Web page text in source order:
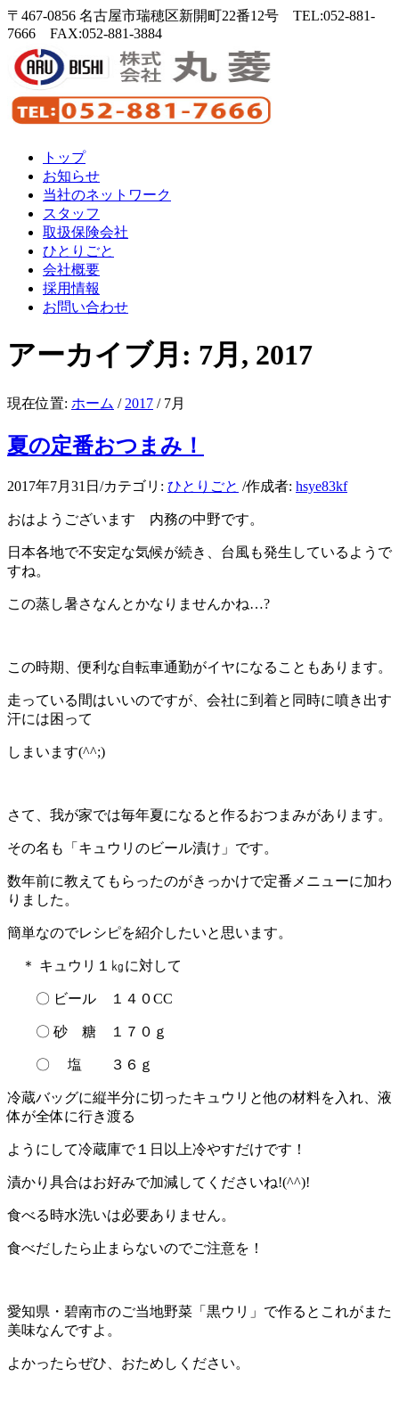
〒467-0856 名古屋市瑞穂区新開町22番12号 TEL:052-881-
7666 FAX:052-881-3884
トップ
お知らせ
当社のネットワーク
スタッフ
取扱保険会社
ひとりごと
会社概要
採用情報
お問い合わせ
アーカイブ月: 7月, 2017
現在位置: ホーム / 2017 / 7月
夏の定番おつまみ！
2017年7月31日 /カテゴリ: ひとりごと /作成者: hsye83kf
おはようございます 内務の中野です。
日本各地で不安定な気候が続き、台風も発生しているようで
すね。
この蒸し暑さなんとかなりませんかね…?
この時期、便利な自転車通勤がイヤになることもあります。
走っている間はいいのですが、会社に到着と同時に噴き出す
汗には困って
しまいます(^^;)
さて、我が家では毎年夏になると作るおつまみがあります。
その名も「キュウリのビール漬け」です。
数年前に教えてもらったのがきっかけで定番メニューに加わ
りました。
簡単なのでレシピを紹介したいと思います。
＊ キュウリ１㎏に対して
〇 ビール １４０CC
〇 砂 糖 １７０ｇ
〇 塩 ３６ｇ
冷蔵バッグに縦半分に切ったキュウリと他の材料を入れ、液
体が全体に行き渡る
ようにして冷蔵庫で１日以上冷やすだけです！
漬かり具合はお好みで加減してくださいね!(^^)!
食べる時水洗いは必要ありません。
食べだしたら止まらないのでご注意を！
愛知県・碧南市のご当地野菜「黒ウリ」で作るとこれがまた
美味なんですよ。
よかったらぜひ、おためしください。